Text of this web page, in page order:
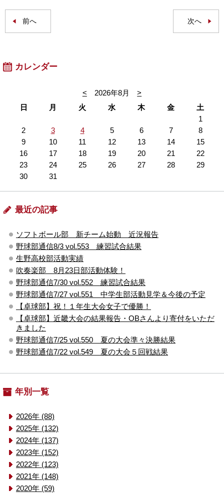
前へ 次へ
カレンダー
< 2026年8月
>
日
月 火 水 木 金
土
1
2
3 4 5 6 7
8
9
10 11 12 13 14
15
16
17 18 19 20 21
22
23
24 25 26 27 28
29
30
31
最近の記事
ソフトボール部 新チーム始動 近況報告
野球部通信8/3 vol.553 練習試合結果
生野高校部活動実績
吹奏楽部 8月23日部活動体験！
野球部通信7/30 vol.552 練習試合結果
野球部通信7/27 vol.551 中学生部活動見学＆今後の予定
【卓球部】祝！１年生大会女子で優勝！
【卓球部】近畿大会の結果報告・OBさんより寄付をいただ
きました
野球部通信7/25 vol.550 夏の大会準々決勝結果
野球部通信7/22 vol.549 夏の大会５回戦結果
年別一覧
2026年 (88)
2025年 (132)
2024年 (137)
2023年 (152)
2022年 (123)
2021年 (148)
2020年 (59)